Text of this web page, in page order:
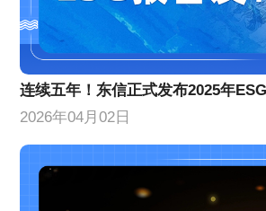
连续五年！东信正式发布2025年
2026年04月02日